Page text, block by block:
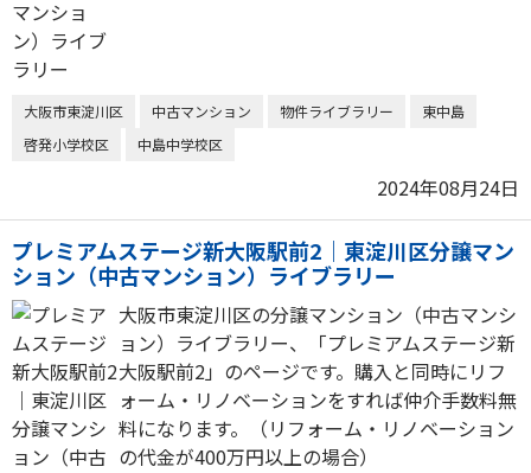
大阪市東淀川区 中古マンション 物件ライブラリー
東中島
啓発小学校区
中島中学校区
2024年08月24日
プレミアムステージ新大阪駅前2｜東淀川区分譲マン
ション（中古マンション）ライブラリー
大阪市東淀川区の分譲マンション（中古マンシ
ョン）ライブラリー、「プレミアムステージ新
大阪駅前2」のページです。購入と同時にリフ
ォーム・リノベーションをすれば仲介手数料無
料になります。（リフォーム・リノベーション
の代金が400万円以上の場合）